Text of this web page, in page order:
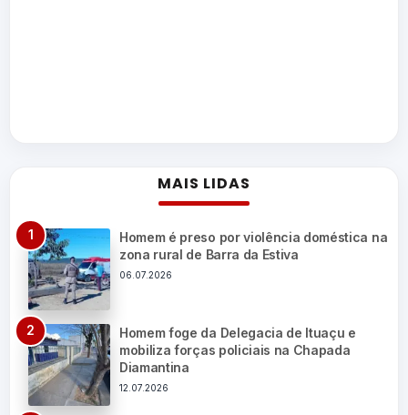
MAIS LIDAS
Homem é preso por violência doméstica na
zona rural de Barra da Estiva
06.07.2026
Homem foge da Delegacia de Ituaçu e
mobiliza forças policiais na Chapada
Diamantina
12.07.2026